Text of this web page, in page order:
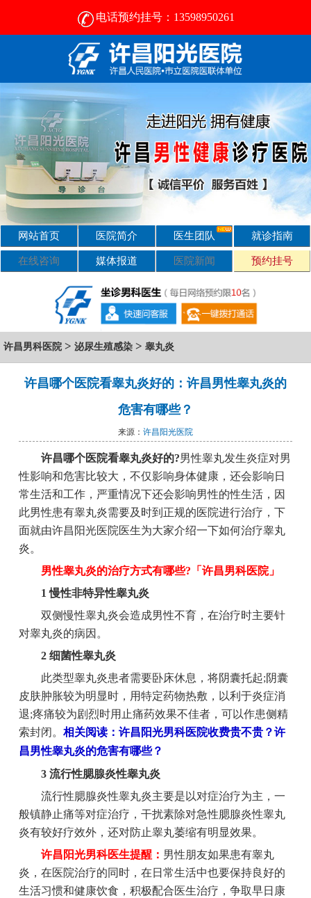
电话预约挂号：13598950261
许昌比较好的男性医院-2024正规男科医院排名-许昌阳光医院
网站首页 医院简介 医生团队 就诊指南
在线咨询 媒体报道 医院新闻 预约挂号
许昌男科医院 > 泌尿生殖感染 > 睾丸炎
许昌哪个医院看睾丸炎好的：许昌男性睾丸炎的
危害有哪些？
来源： 许昌阳光医院
许昌哪个医院看睾丸炎好的?男性睾丸发生炎症对男
性影响和危害比较大，不仅影响身体健康，还会影响日
常生活和工作，严重情况下还会影响男性的性生活，因
此男性患有睾丸炎需要及时到正规的医院进行治疗，下
面就由许昌阳光医院医生为大家介绍一下如何治疗睾丸
炎。
男性睾丸炎的治疗方式有哪些?「许昌男科医院」
1 慢性非特异性睾丸炎
双侧慢性睾丸炎会造成男性不育，在治疗时主要针
对睾丸炎的病因。
2 细菌性睾丸炎
此类型睾丸炎患者需要卧床休息，将阴囊托起;阴囊
皮肤肿胀较为明显时，用特定药物热敷，以利于炎症消
退;疼痛较为剧烈时用止痛药效果不佳者，可以作患侧精
索封闭。 相关阅读：许昌阳光男科医院收费贵不贵？许
昌男性睾丸炎的危害有哪些？
3 流行性腮腺炎性睾丸炎
流行性腮腺炎性睾丸炎主要是以对症治疗为主，一
般镇静止痛等对症治疗，干扰素除对急性腮腺炎性睾丸
炎有较好疗效外，还对防止睾丸萎缩有明显效果。
许昌阳光男科医生提醒： 男性朋友如果患有睾丸
炎，在医院治疗的同时，在日常生活中也要保持良好的
生活习惯和健康饮食，积极配合医生治疗，争取早日康